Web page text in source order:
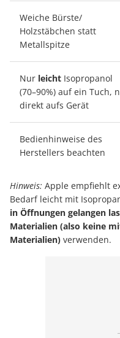
Weiche Bürste/
Holzstäbchen statt
Metallspitze
Nur leicht Isopropanol
(70–90%) auf ein Tuch,
direkt aufs Gerät
Bedienhinweise des
Herstellers beachten
Hinweis: Apple empfiehlt
Bedarf leicht mit
in Öffnungen gelangen
Materialien (also keine
Materialien) verwenden.